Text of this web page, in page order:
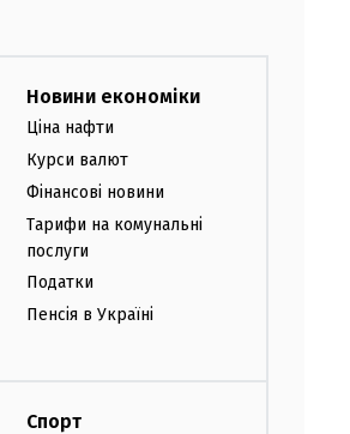
Новини економіки
Ціна нафти
Курси валют
Фінансові новини
Тарифи на комунальні
послуги
Податки
Пенсія в Україні
Спорт